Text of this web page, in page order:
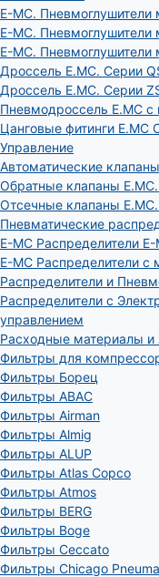
E-MC. Пневмоглушители
E-MC. Пневмоглушители
E-MC. Пневмоглушители
Дроссель E.MC. Серии
Дроссель E.MC. Серии
Пневмодроссель E.MC с
Цанговые фитинги E.MC
Управление
Автоматические
Обратные клапаны
Отсечные клапаны
Пневматические
E-MC Распределители
E-MC Распределители
Распределители и
Распределители с
управлением
Расходные материалы и
Фильтры для
Фильтры Борец
Фильтры ABAC
Фильтры Airman
Фильтры Almig
Фильтры ALUP
Фильтры Atlas Copco
Фильтры Atmos
Фильтры BERG
Фильтры Boge
Фильтры Ceccato
Фильтры Chicago